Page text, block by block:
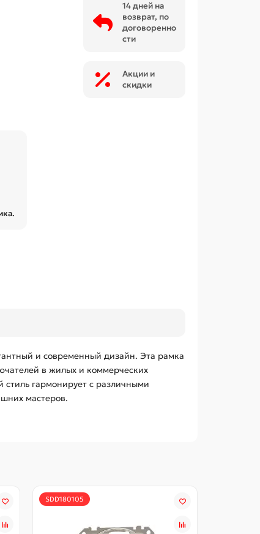
14 дней на
возврат, по
договоренно
сти
Акции и
скидки
и современный дизайн. Эта рамка
в жилых и коммерческих
стиль гармонирует с различными
мастеров.
SDD180105